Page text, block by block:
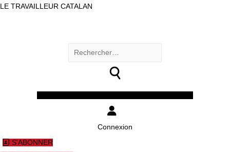
LE TRAVAILLEUR CATALAN
Rechercher :
Connexion
S'ABONNER